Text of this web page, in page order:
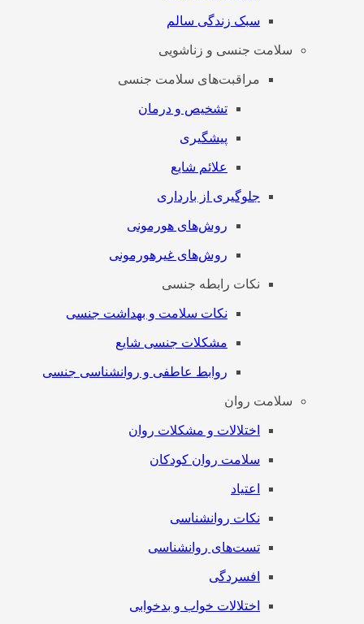
سبک زندگی سالم
سلامت جنسی و زناشویی
مراقبت‌های سلامت جنسی
تشخیص و درمان
پیشگیری
علائم شایع
جلوگیری از بارداری
روش‌های هورمونی
روش‌های غیرهورمونی
نکات رابطه جنسی
نکات سلامت و بهداشت جنسی
مشکلات جنسی شایع
روابط عاطفی و روانشناسی جنسی
سلامت روان
اختلالات و مشکلات روان
سلامت روان کودکان
اعتیاد
نکات روانشناسی
تست‌های روانشناسی
افسردگی
اختلالات خواب و بدخوابی